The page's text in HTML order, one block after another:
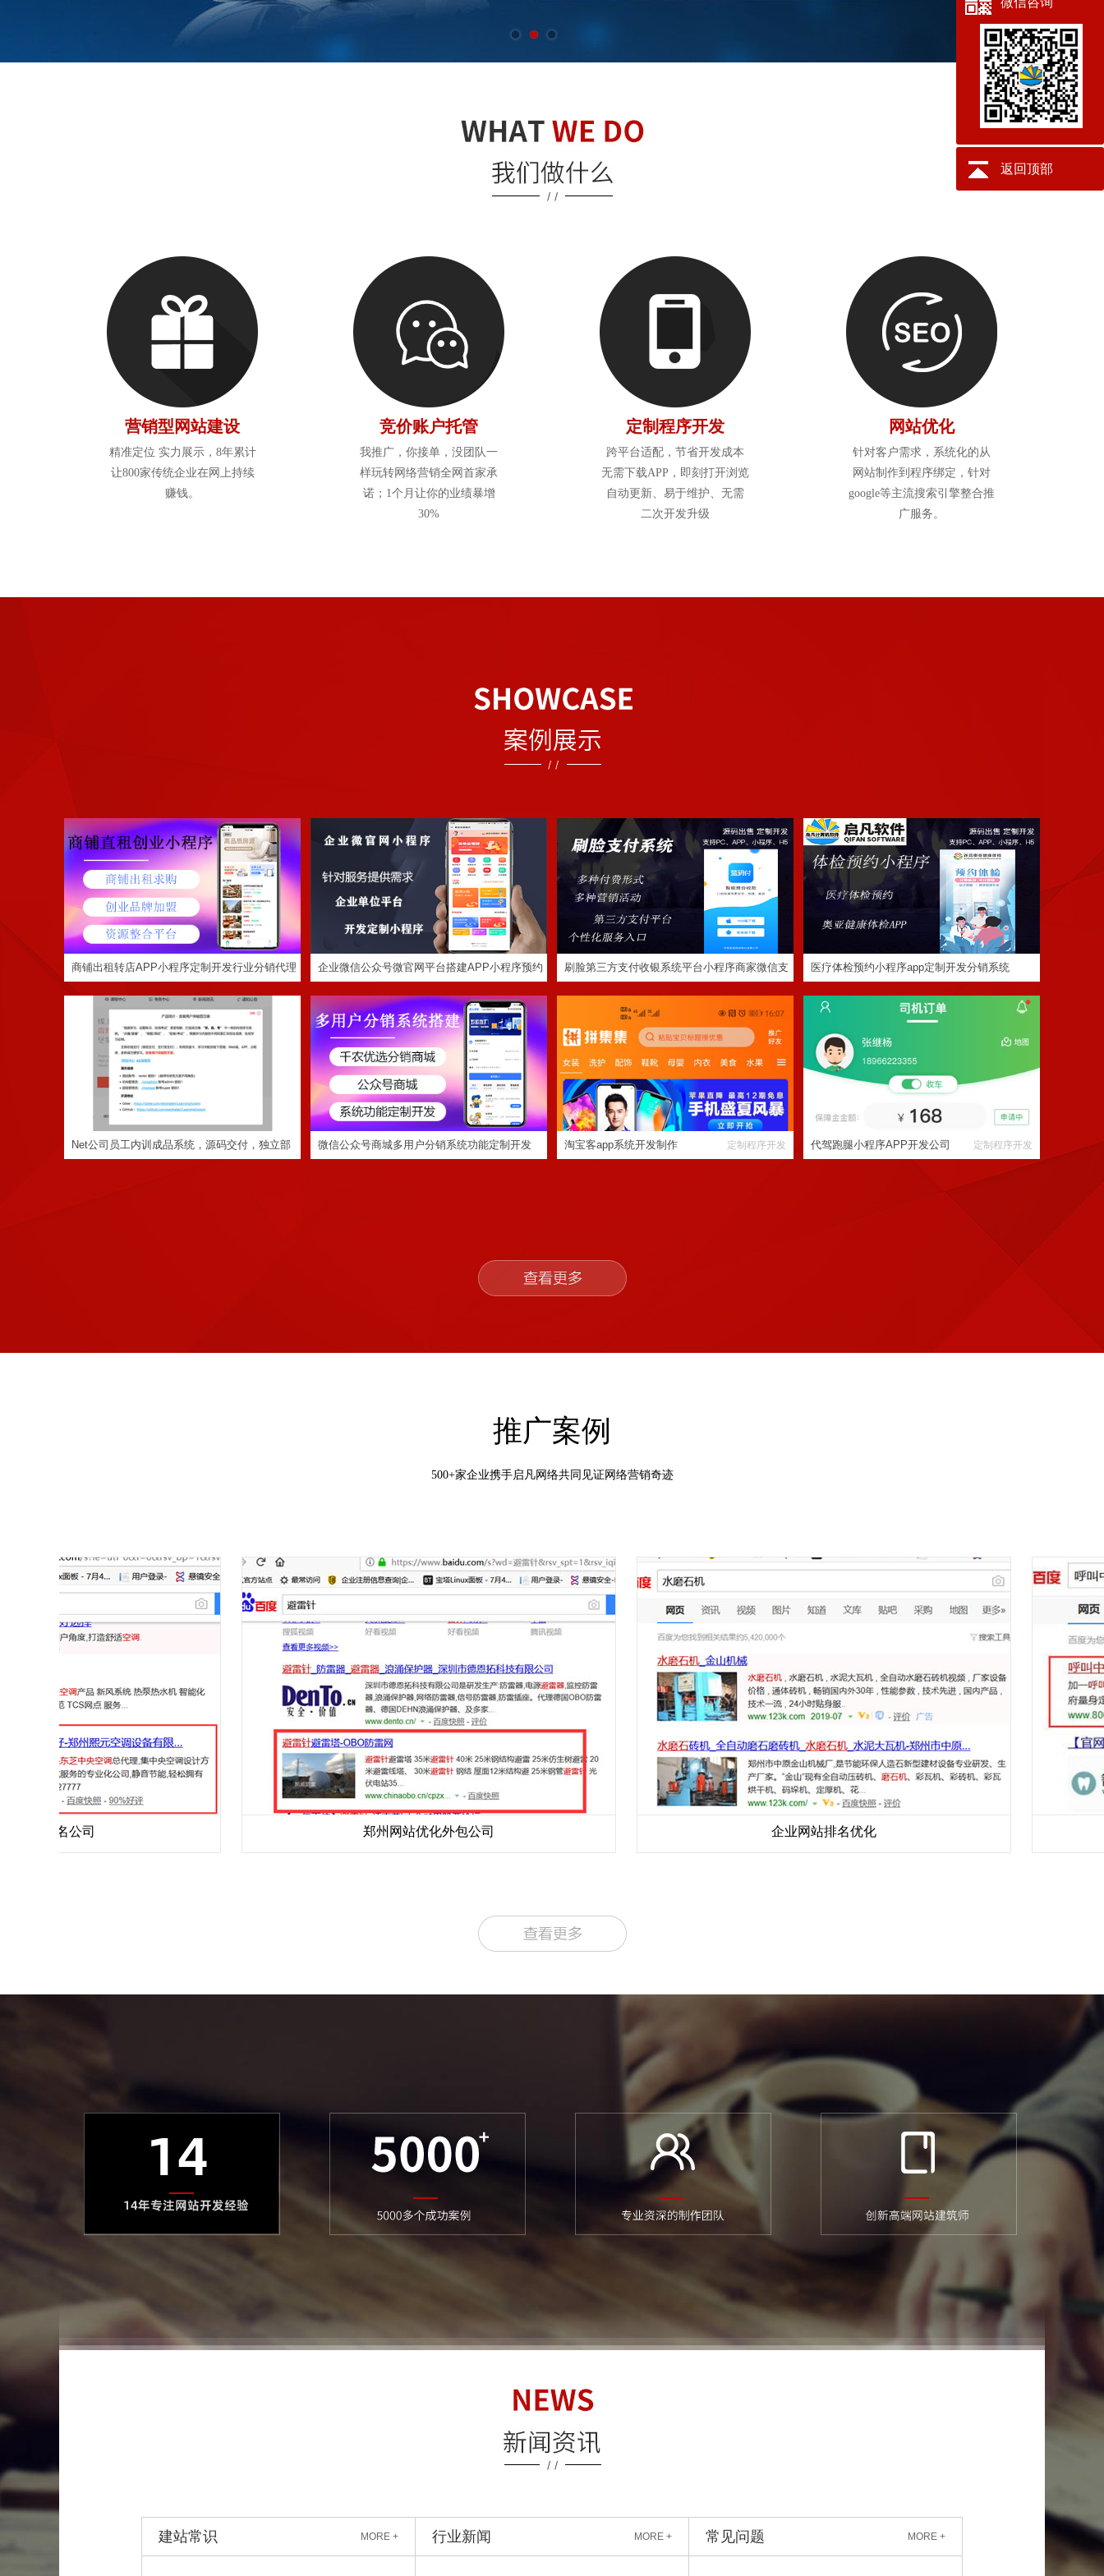
营销型网站建设
精准定位 实力展示，8年累计
让800家传统企业在网上持续
赚钱。
竞价账户托管
我推广，你接单，没团队一
样玩转网络营销全网首家承
诺；1个月让你的业绩暴增
30%
定制程序开发
跨平台适配，节省开发成本
无需下载APP，即刻打开浏览
自动更新、易于维护、无需
二次开发升级
网站优化
针对客户需求，系统化的从
网站制作到程序绑定，针对
google等主流搜索引擎整合推
广服务。
商铺出租转店APP小程序定制开发行业分销代理
加盟招商系统平台搭建
定制程序开发
企业微信公众号微官网平台搭建APP小程序预约
服务缴费系统功能
定制程序开发
刷脸第三方支付收银系统平台小程序商家微信支
付宝银联云闪付独立app定制
医疗体检预约小程序app定制开发分销系统
定制程序开发
Net公司员工内训成品系统，源码交付，独立部
署，支持二次开发
Net公司员工内训成品系统，源码交付，独立部
微信公众号商城多用户分销系统功能定制开发
APP小程序
微信公众号商城多用户分销系统功能定制开发
淘宝客app系统开发制作
淘宝客app系统开发制作 定制程序开发
代驾跑腿小程序APP开发公司
代驾跑腿小程序APP开发公司 定制程序开发
推广案例
500+家企业携手启凡网络共同见证网络营销奇迹
郑州网站优化外包公司 企业网站排名优化
建站常识 MORE + 行业新闻 MORE + 常见问题 MORE +
返回顶部